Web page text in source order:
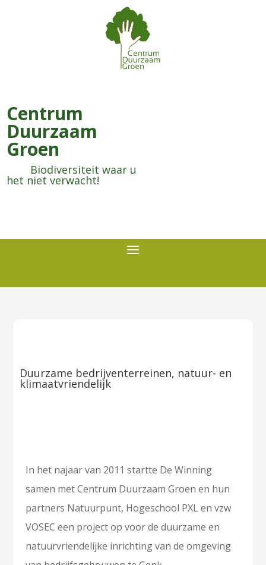
Centrum
Duurzaam
Groen
Biodiversiteit waar u
het niet verwacht!
Duurzame bedrijventerreinen, natuur- en
klimaatvriendelijk
In het najaar van 2011 startte De Winning
samen met Centrum Duurzaam Groen en hun
partners Natuurpunt, Hogeschool PXL en vzw
VOSEC een project op voor de duurzame en
natuurvriendelijke inrichting van de omgeving